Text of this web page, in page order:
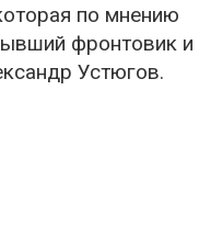
по мнению
фронтовик и
Устюгов.